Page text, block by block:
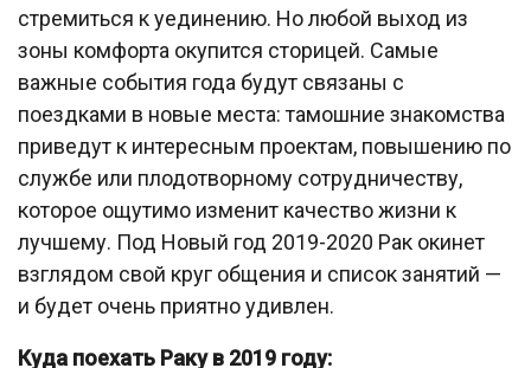
стремиться к уединению. Но любой выход из
зоны комфорта окупится сторицей. Самые
важные события года будут связаны с
поездками в новые места: тамошние знакомства
приведут к интересным проектам, повышению по
службе или плодотворному сотрудничеству,
которое ощутимо изменит качество жизни к
лучшему. Под Новый год 2019-2020 Рак окинет
взглядом свой круг общения и список занятий —
и будет очень приятно удивлен.
Куда поехать Раку в 2019 году: